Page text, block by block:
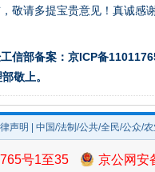
敬请多提宝贵意见！真诚感
信部备案：京ICP备
敬上。
声明 | 中国/法制/公共/全民/公众/
号1至35
京公网安